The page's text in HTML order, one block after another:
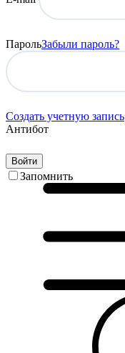
ПарольЗабыли пароль?
Создать учетную запись
Антибот
Войти
Запомнить